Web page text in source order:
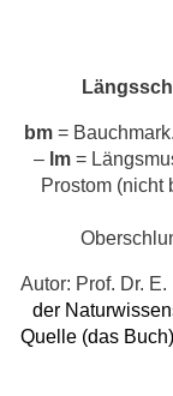
bm =
– lm=
Prostom (nicht
Autor: Prof. Dr.
der
Quelle (das